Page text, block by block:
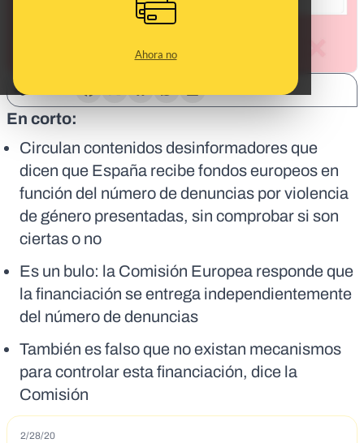
Ahora no
En corto:
Circulan contenidos desinformadores que
dicen que España recibe fondos europeos en
función del número de denuncias por violencia
de género presentadas, sin comprobar si son
ciertas o no
Es un bulo: la Comisión Europea responde que
la financiación se entrega independientemente
del número de denuncias
También es falso que no existan mecanismos
para controlar esta financiación, dice la
Comisión
2/28/20